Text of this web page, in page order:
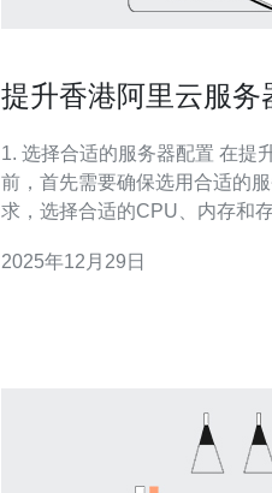
提升香港阿里云服务
1. 选择合适的服务器配置 在提升香港阿里云服务器速度之
前，首先需要确保选用合适的
求，选择合适的CPU、内存和
程序的响应速度就越快。 具体步骤： 登录阿里云控制台。
2025年12月29日